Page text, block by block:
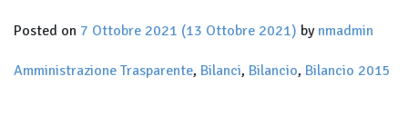
Posted on 7 Ottobre 2021 (13 Ottobre 2021) by nmadmin
Amministrazione Trasparente, Bilanci, Bilancio, Bilancio 2015